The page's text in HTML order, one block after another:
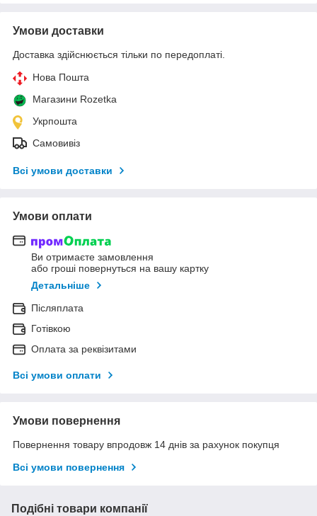
Умови доставки
Доставка здійснюється тільки по передоплаті.
Нова Пошта
Магазини Rozetka
Укрпошта
Самовивіз
Всі умови доставки
Умови оплати
Ви отримаєте замовлення
або гроші повернуться на вашу картку
Детальніше
Післяплата
Готівкою
Оплата за реквізитами
Всі умови оплати
Умови повернення
Повернення товару впродовж 14 днів за рахунок покупця
Всі умови повернення
Подібні товари компанії